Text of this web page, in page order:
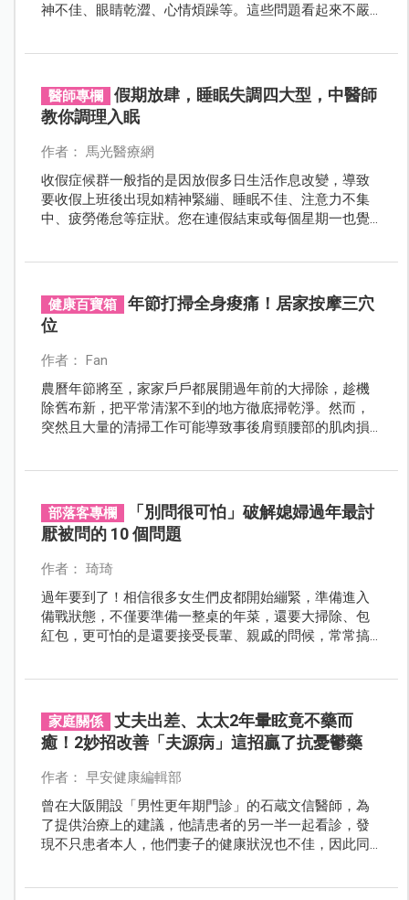
神不佳、眼睛乾澀、心情煩躁等。這些問題看起來不嚴
醫師專欄
假期放肆，睡眠失調四大型，中醫師
教你調理入眠
作者： 馬光醫療網
收假症候群一般指的是因放假多日生活作息改變，導致
要收假上班後出現如精神緊繃、睡眠不佳、注意力不集
中、疲勞倦怠等症狀。您在連假結束或每個星期一也覺
健康百寶箱
年節打掃全身痠痛！居家按摩三穴
位
作者： Fan
農曆年節將至，家家戶戶都展開過年前的大掃除，趁機
除舊布新，把平常清潔不到的地方徹底掃乾淨。然而，
突然且大量的清掃工作可能導致事後肩頸腰部的肌肉損
大掃除時也要顧及筋骨，才能開心過好年。
部落客專欄
「別問很可怕」破解媳婦過年最討
厭被問的 10 個問題
作者： 琦琦
過年要到了！相信很多女生們皮都開始繃緊，準備進入
備戰狀態，不僅要準備一整桌的年菜，還要大掃除、包
紅包，更可怕的是還要接受長輩、親戚的問候，常常搞
家庭關係
丈夫出差、太太2年暈眩竟不藥而
癒！2妙招改善「夫源病」這招贏了抗憂鬱藥
作者： 早安健康編輯部
曾在大阪開設「男性更年期門診」的石蔵文信醫師，為
了提供治療上的建議，他請患者的另一半一起看診，發
現不只患者本人，他們妻子的健康狀況也不佳，因此同